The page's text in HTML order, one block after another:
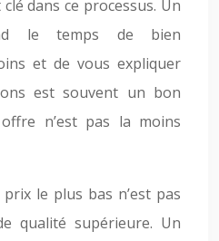
dans ce processus. Un
le temps de bien
et de vous expliquer
est souvent un bon
n’est pas la moins
le plus bas n’est pas
qualité supérieure. Un